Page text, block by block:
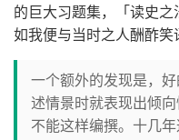
的巨大习题集，「读史之
如我便与当时之人酬酢笑
一个额外的发现是，
述情景时就表现出倾
不能这样编撰。十几